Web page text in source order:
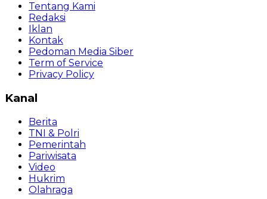
Tentang Kami
Redaksi
Iklan
Kontak
Pedoman Media Siber
Term of Service
Privacy Policy
Kanal
Berita
TNI & Polri
Pemerintah
Pariwisata
Video
Hukrim
Olahraga